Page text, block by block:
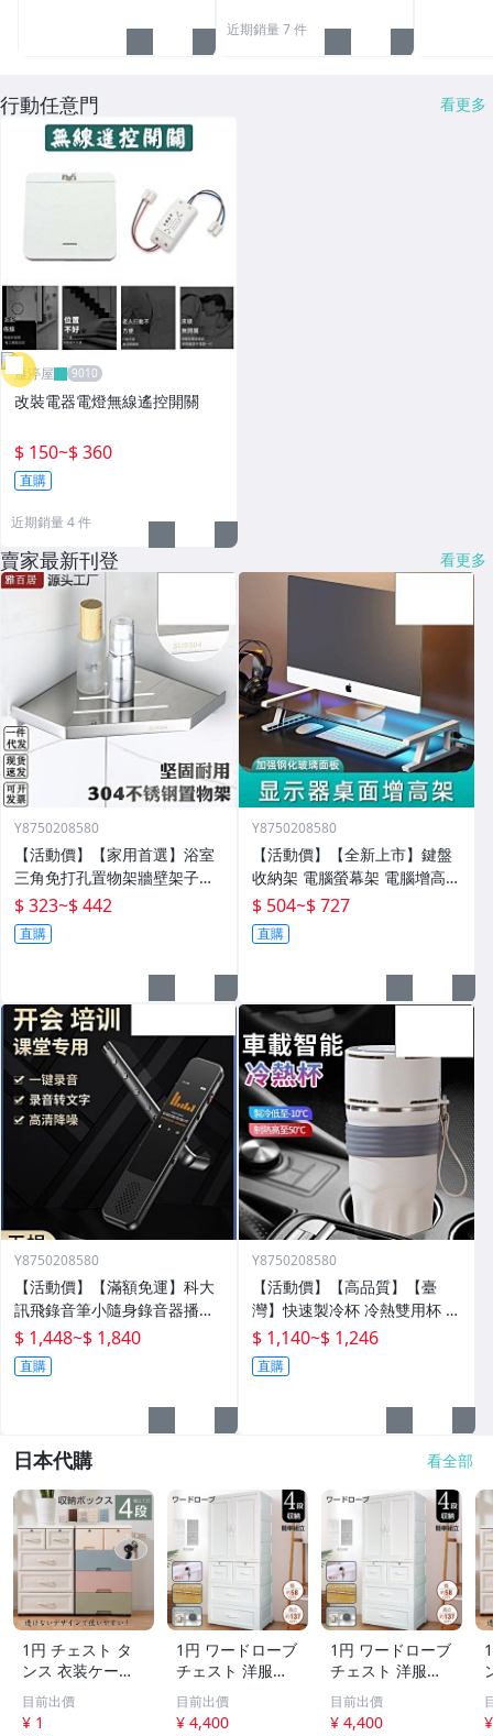
近期銷量 7 件
行動任意門 看更多
雁渟屋
改裝電器電燈無線遙控開關
$ 150~$ 360
直購
近期銷量 4 件
賣家最新刊登 看更多
Y8750208580
【活動價】【家用首選】浴室
三角免打孔置物架牆壁架子壁
掛分層置物架衛生間轉角架三
角籃
$ 323~$ 442
直購
Y8750208580
【活動價】【全新上市】鍵盤
收納架 電腦螢幕架 電腦增高架
電腦架 置物增高架 桌面電腦架
螢幕增高架 螢幕收納架 臺式
$ 504~$ 727
直購
Y8750208580
【活動價】【滿額免運】科大
訊飛錄音筆小隨身錄音器播放
器設備神器專業高清降噪轉文
字超
$ 1,448~$ 1,840
直購
Y8750208580
【活動價】【高品質】【臺
灣】快速製冷杯 冷熱雙用杯 保
溫杯 辦公室水杯 保冰杯 製冷
水杯 車載水杯 充電水杯 恆溫
杯 半
$ 1,140~$ 1,246
直購
日本代購 看全部
1円 チェスト タ
ンス 衣装ケース
収納ケース 洋服
タンス たんす 収
目前出價
¥ 1
1円 ワードローブ
チェスト 洋服ダ
ンス 大型 クロー
ゼット 組み立て
目前出價
¥ 4,400
1円 ワードローブ
チェスト 洋服ダ
ンス 大型 クロー
ゼット 組み立て
目前出價
¥ 4,400